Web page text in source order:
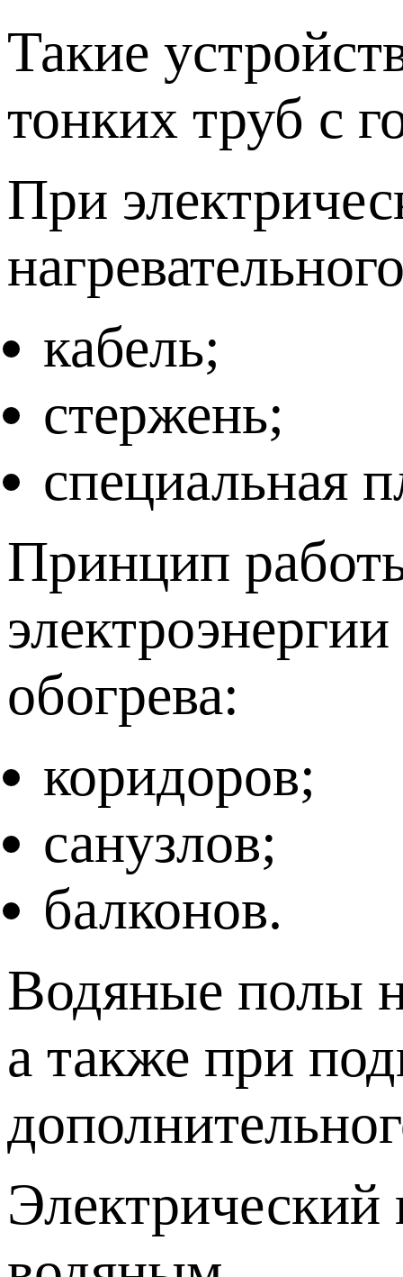
Такие
тонких труб с
При
кабель;
стержень;
специальная
Принцип
обогрева:
коридоров;
санузлов;
балконов.
Водяные полы
а также при
Электрический